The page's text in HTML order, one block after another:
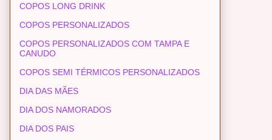
COPOS LONG DRINK
COPOS PERSONALIZADOS
COPOS PERSONALIZADOS COM TAMPA E
CANUDO
COPOS SEMI TÉRMICOS PERSONALIZADOS
DIA DAS MÃES
DIA DOS NAMORADOS
DIA DOS PAIS